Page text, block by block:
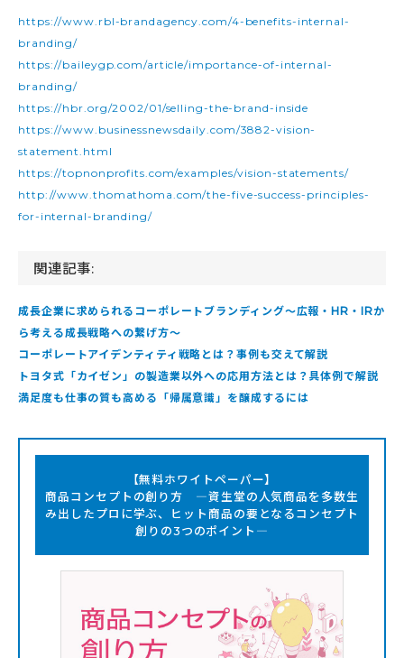
https://www.rbl-brandagency.com/4-benefits-internal-
branding/
https://baileygp.com/article/importance-of-internal-
branding/
https://hbr.org/2002/01/selling-the-brand-inside
https://www.businessnewsdaily.com/3882-vision-
statement.html
https://topnonprofits.com/examples/vision-statements/
http://www.thomathoma.com/the-five-success-principles-
for-internal-branding/
関連記事:
成長企業に求められるコーポレートブランディング～広報・HR・IRか
ら考える成長戦略への繋げ方〜
コーポレートアイデンティティ戦略とは？事例も交えて解説
トヨタ式「カイゼン」の製造業以外への応用方法とは？具体例で解説
満足度も仕事の質も高める「帰属意識」を醸成するには
【無料ホワイトペーパー】
商品コンセプトの創り方 ―資生堂の人気商品を多数生
み出したプロに学ぶ、ヒット商品の要となるコンセプト
創りの3つのポイント―